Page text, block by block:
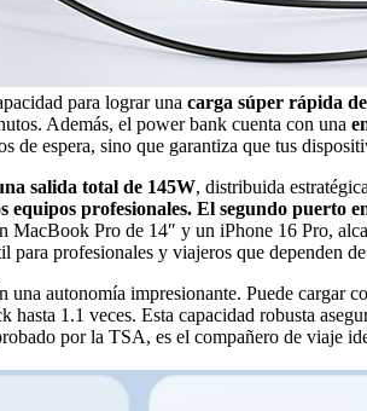
para lograr una carga súper rápida
Además, el power bank cuenta con una
espera, sino que garantiza que tus
salida total de 145W, distribuida
profesionales. El segundo puerto
Pro de 14″ y un iPhone 16 Pro,
profesionales y viajeros que dependen
autonomía impresionante. Puede cargar
1.1 veces. Esta capacidad robusta
por la TSA, es el compañero de viaje